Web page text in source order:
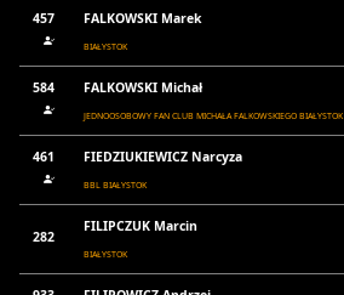
457 FALKOWSKI Marek
BIAŁYSTOK
584 FALKOWSKI Michał
JEDNOOSOBOWY FAN CLUB MICHAŁA FALKOWSKIEGO BIAŁYSTOK
461 FIEDZIUKIEWICZ Narcyza
BBL BIAŁYSTOK
282
FILIPCZUK Marcin
BIAŁYSTOK